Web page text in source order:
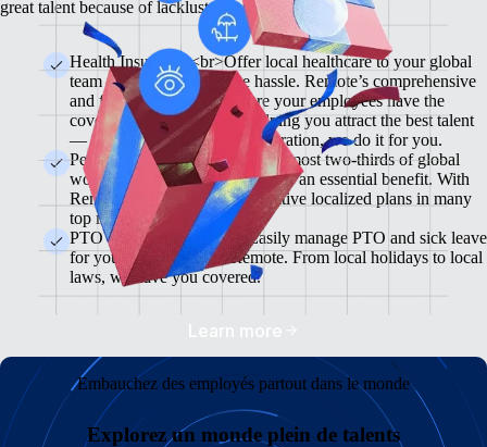
great talent because of lackluster benefits.
Health Insurance <br>Offer local healthcare to your global
team members without the hassle. Remote’s comprehensive
and flexible plans will ensure your employees have the
coverage they need while helping you attract the best talent
— from enrollment to administration, we do it for you.
Pension & 401(K) Plans<br>Almost two-thirds of global
workers view retirement plans as an essential benefit. With
Remote, you can offer competitive localized plans in many
top markets.
PTO and Sick Leave<br>Easily manage PTO and sick leave
for your global team in Remote. From local holidays to local
laws, we have you covered.
Learn more
Embauchez des employés partout dans le monde
Explorez un monde plein de talents